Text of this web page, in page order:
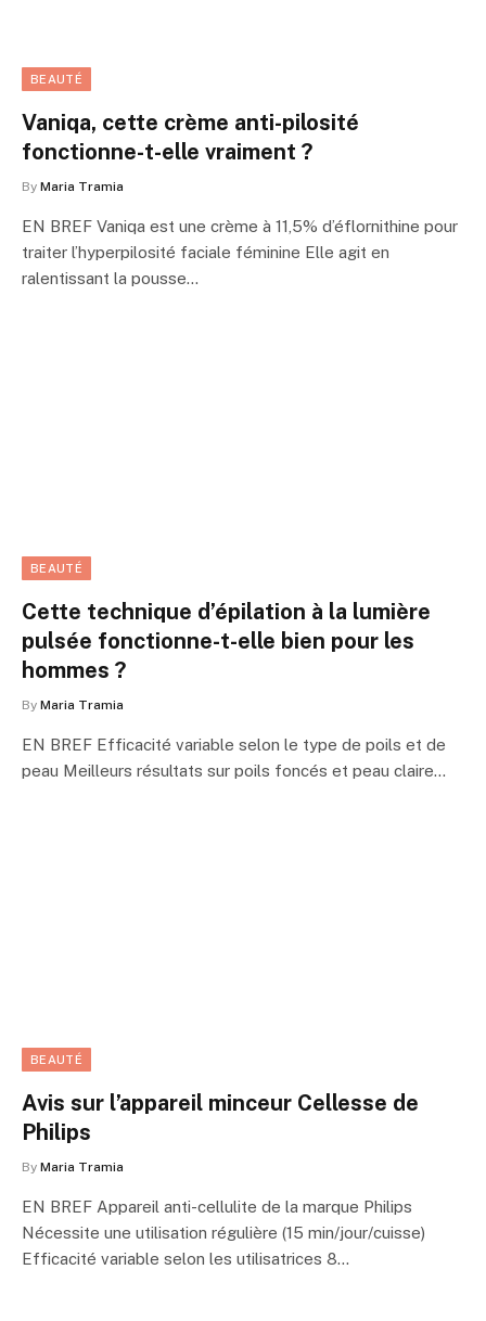
BEAUTÉ
Vaniqa, cette crème anti-pilosité
fonctionne-t-elle vraiment ?
By Maria Tramia
EN BREF Vaniqa est une crème à 11,5% d’éflornithine pour
traiter l’hyperpilosité faciale féminine Elle agit en
ralentissant la pousse…
BEAUTÉ
Cette technique d’épilation à la lumière
pulsée fonctionne-t-elle bien pour les
hommes ?
By Maria Tramia
EN BREF Efficacité variable selon le type de poils et de
peau Meilleurs résultats sur poils foncés et peau claire…
BEAUTÉ
Avis sur l’appareil minceur Cellesse de
Philips
By Maria Tramia
EN BREF Appareil anti-cellulite de la marque Philips
Nécessite une utilisation régulière (15 min/jour/cuisse)
Efficacité variable selon les utilisatrices 8…